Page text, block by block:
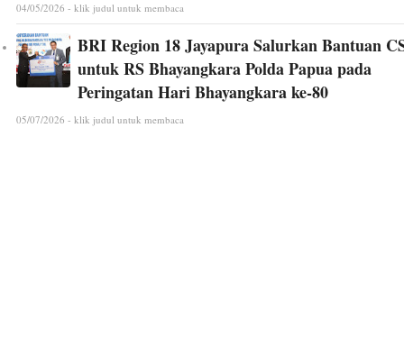
04/05/2026 - klik judul untuk membaca
BRI Region 18 Jayapura Salurkan Bantuan
untuk RS Bhayangkara Polda Papua pada
Peringatan Hari Bhayangkara ke-80
05/07/2026 - klik judul untuk membaca